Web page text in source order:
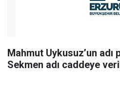
Mahmut Uykusuz’un adı
Sekmen adı caddeye